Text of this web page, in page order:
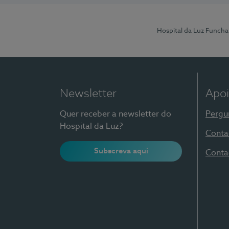
Hospital da Luz Funchal
Newsletter
Quer receber a newsletter do
Hospital da Luz?
Subscreva aqui